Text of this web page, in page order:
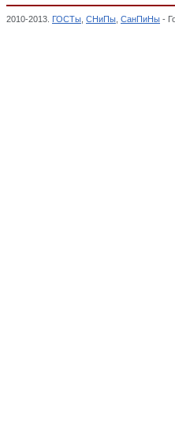
2010-2013. ГОСТы СНиПы СанПиНы -